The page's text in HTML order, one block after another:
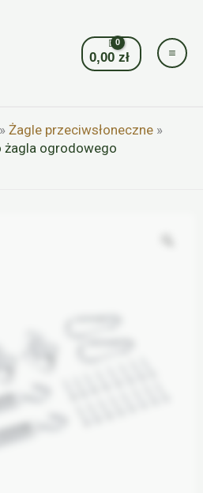
0,00zł
» Żagle przeciwsłoneczne »
ogrodowego